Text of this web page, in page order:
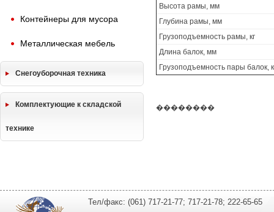
Контейнеры для мусора
Металлическая мебель
Снегоуборочная техника
Комплектующие к складской
технике
Высота рамы, мм
Глубина рамы, мм
Грузоподъемность рамы, кг
Длина балок, мм
Грузоподъемность пары балок,
��������
Тел/факс: (061) 717-21-77; 717-21-78; 222-65-65